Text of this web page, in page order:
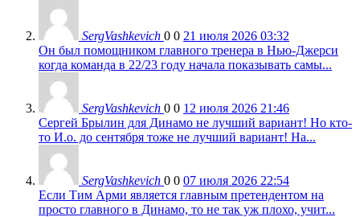
SergVashkevich 0 0 21 июля 2026 03:32
Он был помощником главного тренера в Нью-Джерси
когда команда в 22/23 году начала показывать самы...
SergVashkevich 0 0 12 июля 2026 21:46
Сергей Брылин для Динамо не лучший вариант! Но кто-
то И.о. до сентября тоже не лучший вариант! На...
SergVashkevich 0 0 07 июля 2026 22:54
Если Тим Арми является главным претендентом на
просто главного в Динамо, то не так уж плохо, учит...